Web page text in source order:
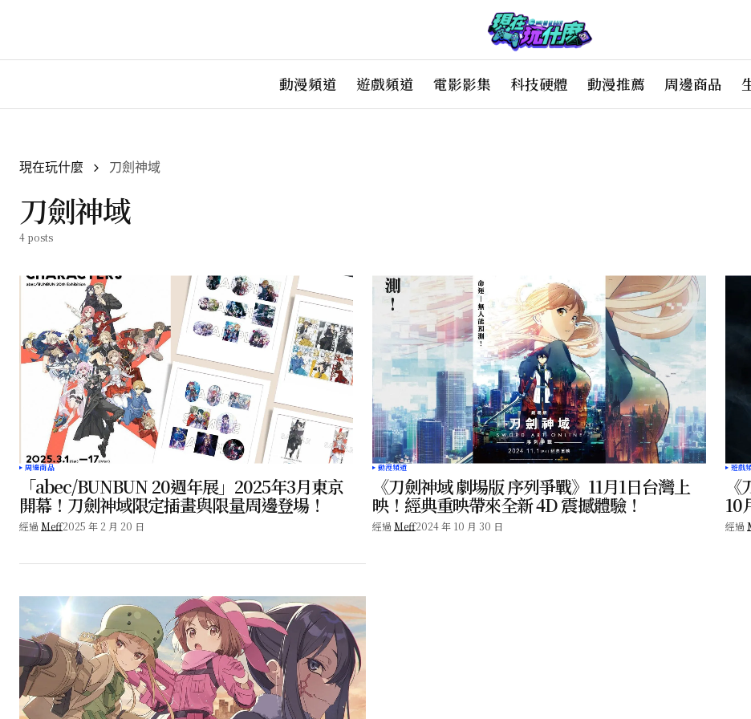
動漫頻道 遊戲頻道 電影影集 科技硬體 動漫推薦 周邊商品
現在玩什麼 刀劍神域
刀劍神域
4 posts
周邊商品
「abec/BUNBUN 20週年展」2025年3月東京
開幕！刀劍神域限定插畫與限量周邊登場！
經過 Meff2025 年 2 月 20 日
動漫頻道
《刀劍神域 劇場版 序列爭戰》11月1日台灣上
映！經典重映帶來全新 4D 震撼體驗！
經過 Meff2024 年 10 月 30 日
遊戲
10
情
經過